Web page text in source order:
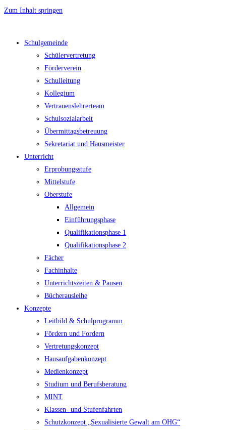
Zum Inhalt springen
Schulgemeinde
Schülervertretung
Förderverein
Schulleitung
Kollegium
Vertrauenslehrerteam
Schulsozialarbeit
Übermittagsbetreuung
Sekretariat und Hausmeister
Unterricht
Erprobungsstufe
Mittelstufe
Oberstufe
Allgemein
Einführungsphase
Qualifikationsphase 1
Qualifikationsphase 2
Fächer
Fachinhalte
Unterrichtszeiten & Pausen
Bücherausleihe
Konzepte
Leitbild & Schulprogramm
Fördern und Fordern
Vertretungskonzept
Hausaufgabenkonzept
Medienkonzept
Studium und Berufsberatung
MINT
Klassen- und Stufenfahrten
Schutzkonzept „Sexualisierte Gewalt am OHG“